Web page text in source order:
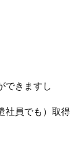
できますし
社員でも）取得